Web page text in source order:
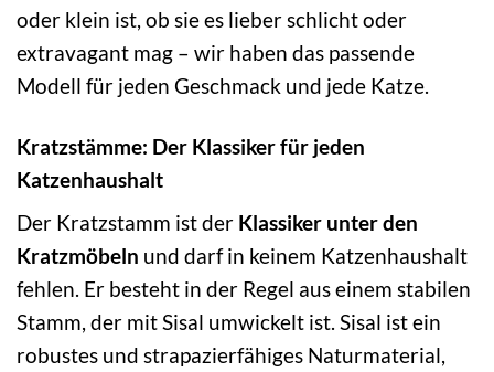
oder klein ist, ob sie es lieber schlicht oder
extravagant mag – wir haben das passende
Modell für jeden Geschmack und jede Katze.
Kratzstämme: Der Klassiker für jeden
Katzenhaushalt
Der Kratzstamm ist der Klassiker unter den
Kratzmöbeln und darf in keinem Katzenhaushalt
fehlen. Er besteht in der Regel aus einem stabilen
Stamm, der mit Sisal umwickelt ist. Sisal ist ein
robustes und strapazierfähiges Naturmaterial,